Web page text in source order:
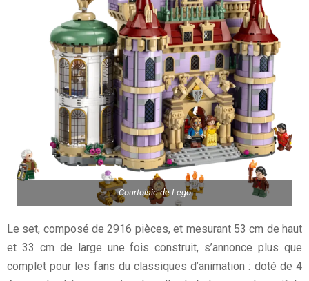
Courtoisie de Lego
Le set, composé de 2916 pièces, et mesurant 53 cm de haut
et 33 cm de large une fois construit, s’annonce plus que
complet pour les fans du classiques d’animation : doté de 4